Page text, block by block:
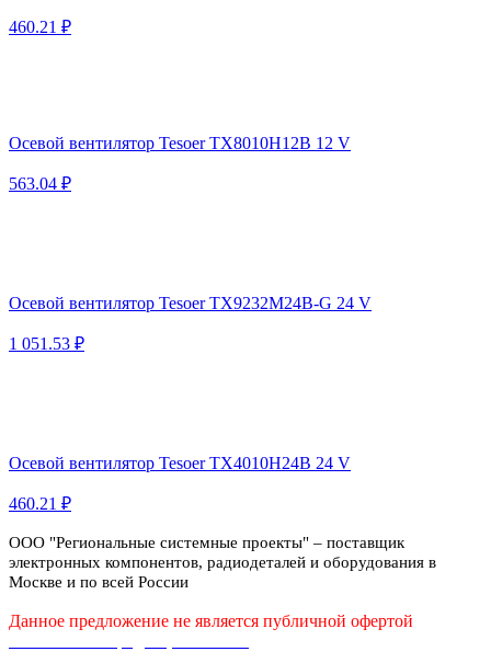
460.21 ₽
Осевой вентилятор Tesoer TX8010H12B 12 V
563.04 ₽
Осевой вентилятор Tesoer TX9232M24B-G 24 V
1 051.53 ₽
Осевой вентилятор Tesoer TX4010H24B 24 V
460.21 ₽
ООО "Региональные системные проекты" – поставщик
электронных компонентов, радиодеталей и оборудования в
Москве и по всей России
Данное предложение не является публичной офертой